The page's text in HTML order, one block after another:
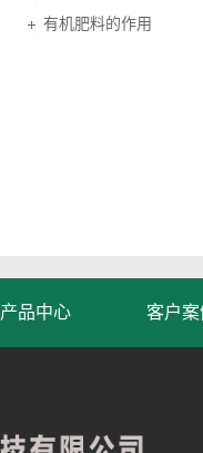
有机肥料的作用
产品中心 客户案